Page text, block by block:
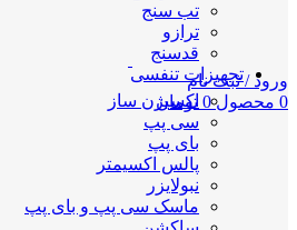
ورود / ثبت نام
0 محصول 0 تومان
تب سنج
ترازو
قدسنج
تجهیزات تنفسی
اکسیژن ساز
سی پپ
بای پپ
پالس اکسیمتر
نبولایزر
ماسک سی پپ و بای پپ